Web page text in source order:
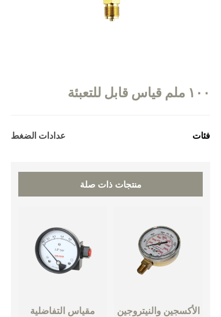
١٠٠ ملم قياس قابل للتعبئة
فئات عدادات الضغط
منتجات ذات صلة
الأكسجين والنيتروجين مقياس التفاضلية